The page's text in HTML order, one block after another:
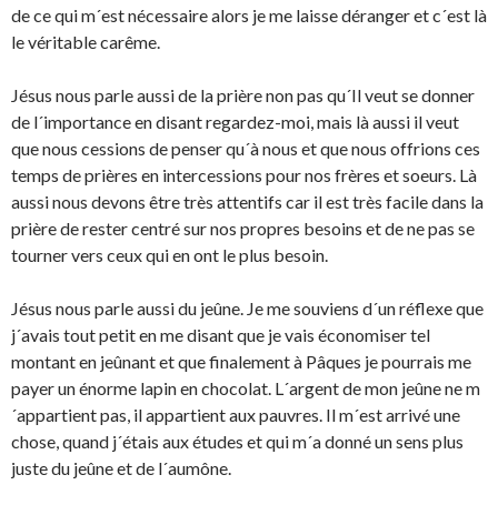
de ce qui m´est nécessaire alors je me laisse déranger et c´est là
le véritable carême.
Jésus nous parle aussi de la prière non pas qu´Il veut se donner
de l´importance en disant regardez-moi, mais là aussi il veut
que nous cessions de penser qu´à nous et que nous offrions ces
temps de prières en intercessions pour nos frères et soeurs. Là
aussi nous devons être très attentifs car il est très facile dans la
prière de rester centré sur nos propres besoins et de ne pas se
tourner vers ceux qui en ont le plus besoin.
Jésus nous parle aussi du jeûne. Je me souviens d´un réflexe que
j´avais tout petit en me disant que je vais économiser tel
montant en jeûnant et que finalement à Pâques je pourrais me
payer un énorme lapin en chocolat. L´argent de mon jeûne ne m
´appartient pas, il appartient aux pauvres. Il m´est arrivé une
chose, quand j´étais aux études et qui m´a donné un sens plus
juste du jeûne et de l´aumône.